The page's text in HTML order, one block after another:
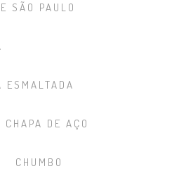
SÃO PAULO
ESMALTADA
CHAPA DE AÇO
CHUMBO